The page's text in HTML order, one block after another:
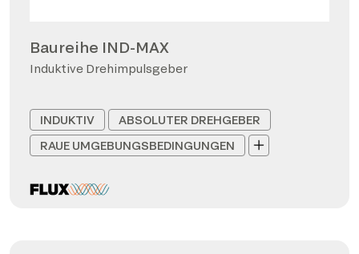
Baureihe IND-MAX
Induktive Drehimpulsgeber
INDUKTIV
ABSOLUTER DREHGEBER
RAUE UMGEBUNGSBEDINGUNGEN